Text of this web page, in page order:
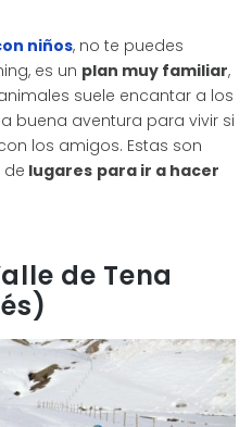
niños, no te puedes
es un plan muy familiar,
suele encantar a los
buena aventura para vivir si
los amigos. Estas son
de lugares para ir a hacer
de Tena